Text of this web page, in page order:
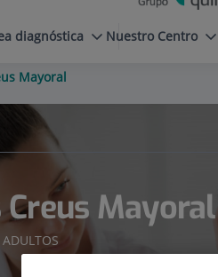
diagnóstica Nuestro Centro
Mayoral
Creus Mayoral